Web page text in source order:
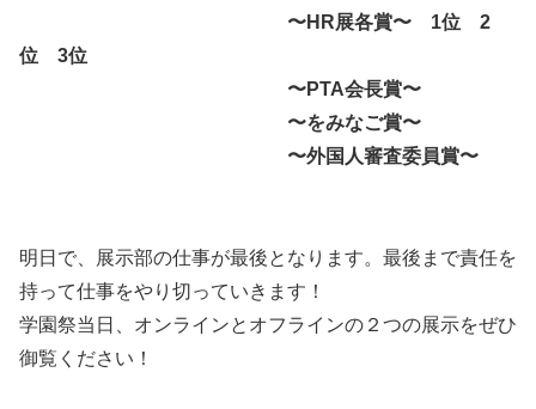
〜HR展各賞〜 1位 2
位 3位
〜PTA会長賞〜
〜をみなご賞〜
〜外国人審査委員賞〜
明日で、展示部の仕事が最後となります。最後まで責任を
持って仕事をやり切っていきます！
学園祭当日、オンラインとオフラインの２つの展示をぜひ
御覧ください！